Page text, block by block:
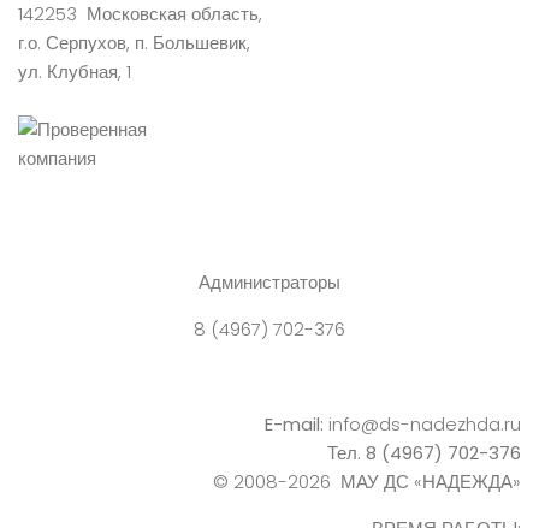
142253 Московская область,
г.о. Серпухов, п. Большевик,
ул. Клубная, 1
Администраторы
8 (4967) 702-376
E-mail: info@ds-nadezhda.ru
Тел. 8 (4967) 702-376
© 2008-2026 МАУ ДС «НАДЕЖДА»